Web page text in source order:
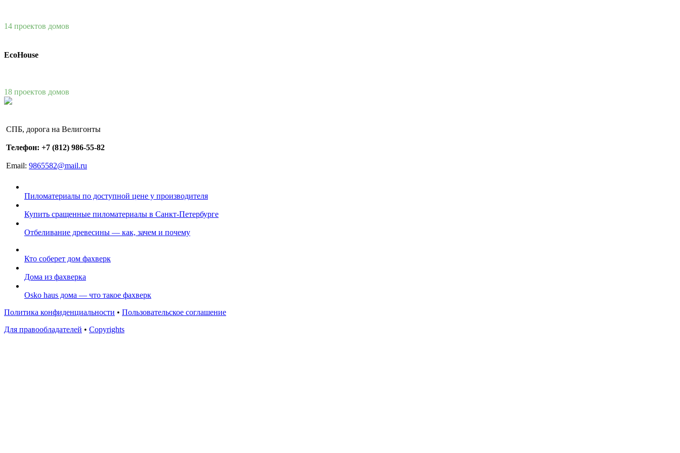
14 проектов домов
EcoHouse
18 проектов домов
СПБ, дорога на Велигонты
Телефон: +7 (812) 986-55-82
Email: 9865582@mail.ru
Пиломатериалы по доступной цене у производителя
Купить сращенные пиломатериалы в Санкт-Петербурге
Отбеливание древесины — как, зачем и почему
Кто соберет дом фахверк
Дома из фахверка
Osko haus дома — что такое фахверк
Политика конфиденциальности • Пользовательское соглашение
Для правообладателей • Copyrights